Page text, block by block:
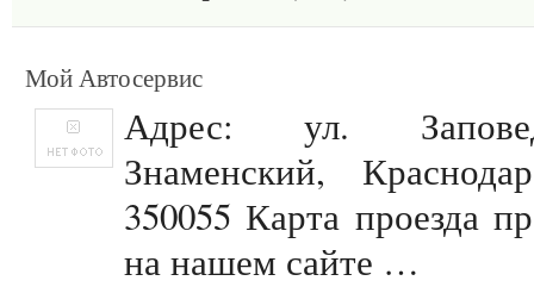
Мой Автосервис
Адрес: ул.
Знаменский,
350055 Карта проезда
на нашем сайте …